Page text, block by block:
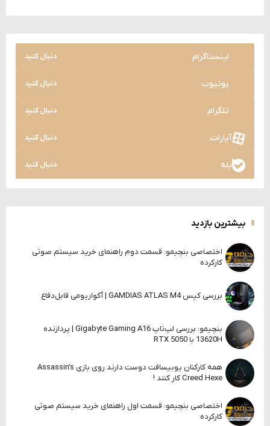
اینستاگرام دنبال کنید
یوتیوب دنبال کنید
تلگرام دنبال کنید
آپارات دنبال کنید
بله دنبال کنید
بیشترین بازدید
اختصاصی بنچیمو: قسمت دوم راهنمای خرید سیستم صوتی
کارکرده
بررسی کیس GAMDIAS ATLAS M4 | آکواریومی قابل‌دفاع
بنچیمو: بررسی لپ‌تاپ Gigabyte Gaming A16 | پردازنده
13620H با RTX 5050
همه کارکنان یوبیسافت دوست دارند روی بازی Assassin’s
Creed Hexe کار کنند !
اختصاصی بنچیمو: قسمت اول راهنمای خرید سیستم صوتی
کارکرده